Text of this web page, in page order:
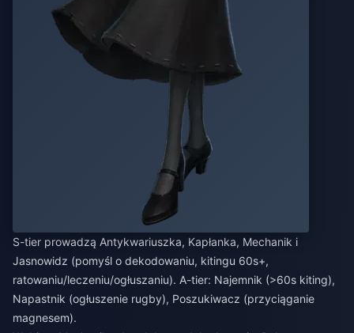
S-tier prowadzą Antykwariuszka, Kapłanka, Mechanik i
Jasnowidz (pomyśl o dekodowaniu, kitingu 60s+,
ratowaniu/leczeniu/ogłuszaniu). A-tier: Najemnik (>60s kiting),
Napastnik (ogłuszenie rugby), Poszukiwacz (przyciąganie
magnesem).